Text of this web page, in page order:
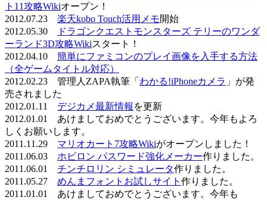
ト11攻略Wikiオープン！
2012.07.23 楽天kobo Touch活用メモ開始
2012.05.30
ドラゴンクエストモンスターズ テリーのワンダ
ーランド3D攻略Wikiスタート！
2012.04.10 簡単にファミコンのプレイ画像を入手する方法
（全ゲームタイトル対応）
2012.02.23 管理人ZAPA執筆「 わかる!iPhoneカメラ 」が発
売されました
2012.01.11 デジカメ最新情報 を更新
2012.01.01 あけましておめでとうございます。今年もよろ
しくお願いします。
2011.11.29 マリオカート7攻略Wikiがオープンしました！
2011.06.03 ホビロン パスワード強化メーカー作りました。
2011.06.01 チンチロリン シミュレータ作りました。
2011.05.27 めんまフォントお試しサイト 作りました。
2011.01.01 あけましておめでとうございます。今年も